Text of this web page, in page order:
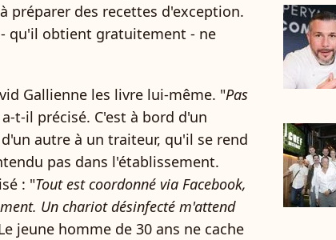
préparer des recettes d'exception.
qu'il obtient gratuitement - ne
Gallienne les livre lui-même. "Pas
t-il précisé. C'est à bord d'un
autre à un traiteur, qu'il se rend
pas dans l'établissement.
: "Tout est coordonné via Facebook,
Un chariot désinfecté m'attend
jeune homme de 30 ans ne cache